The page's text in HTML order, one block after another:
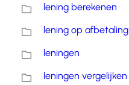
lening berekenen
lening op afbetaling
leningen
leningen vergelijken